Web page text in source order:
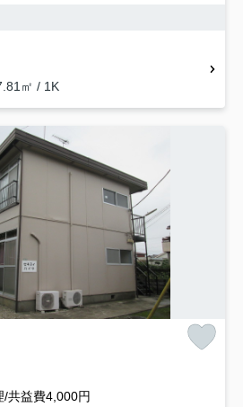
㎡ / 1K
/共益費4,000円